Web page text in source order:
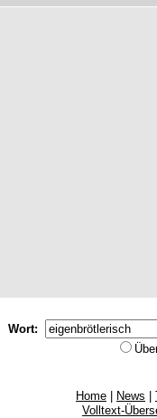
Wort:
Home News
Volltext-